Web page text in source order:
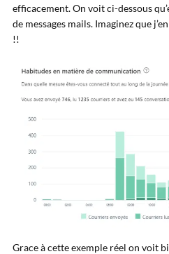
efficacement. On voit ci-dessous
de messages mails. Imaginez que
!!
Grace à cette exemple réel on voit